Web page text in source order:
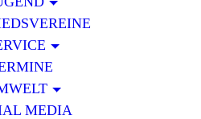
MEDIA